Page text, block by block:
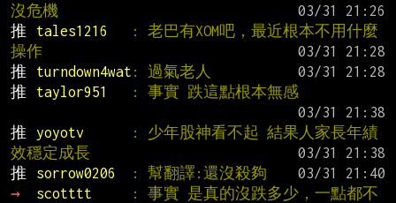
沒危機
推
tales1216
: 老巴有XOM吧，最近根本不用什麼
操作
推
turndown4wat : 過氣老人
推
taylor951
: 事實 跌這點根本無感
推
yoyotv
: 少年股神看不起 結果人家長年績
效穩定成長
推
sorrow0206 : 幫翻譯:還沒殺夠
→
scotttt
: 事實 是真的沒跌多少，一點都不